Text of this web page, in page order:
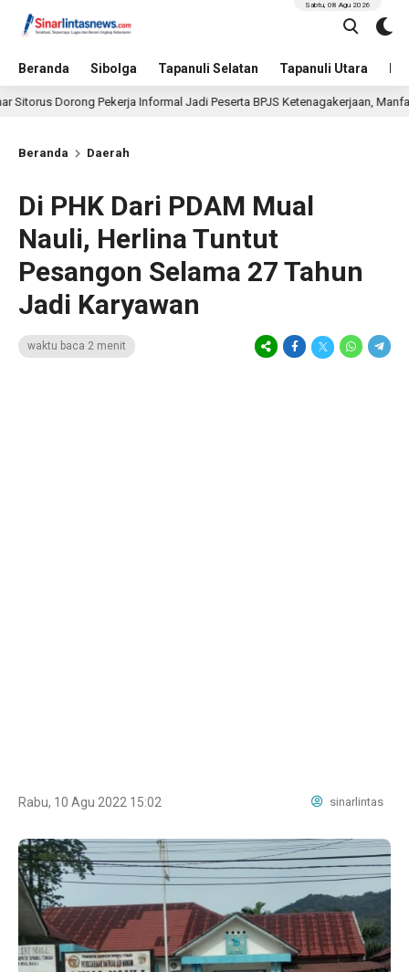
Beranda Sibolga Tapanuli Selatan Tapanuli Utara
Sabtu, 08 Agu 2026
Pekerja Informal Jadi Peserta BPJS Ketenagakerjaan, Manfaat
Beranda Daerah
Di PHK Dari PDAM Mual
Nauli, Herlina Tuntut
Pesangon Selama 27 Tahun
Jadi Karyawan
waktu baca 2 menit
Rabu, 10 Agu 2022 15:02 sinarlintas